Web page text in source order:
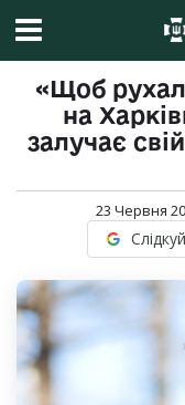
«Щоб
на
залучає
23 Червня